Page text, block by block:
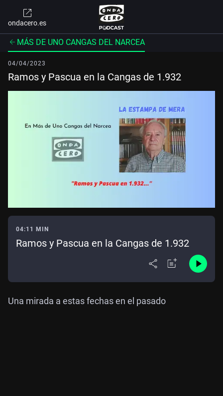
ondacero.es
MÁS DE UNO CANGAS DEL NARCEA
04/04/2023
Ramos y Pascua en la Cangas de 1.932
04:11 MIN
Ramos y Pascua en la Cangas de 1.932
Una mirada a estas fechas en el pasado